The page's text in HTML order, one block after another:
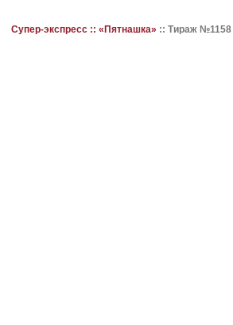
Супер-экспресс :: «Пятнашка» :: Тираж